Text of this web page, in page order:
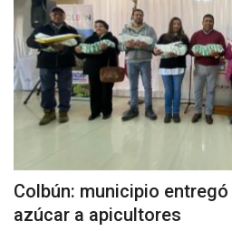
Policial
Tribunales
Deporte
Política
Espectáculos
Colbún: municipio
azúcar a apicultores